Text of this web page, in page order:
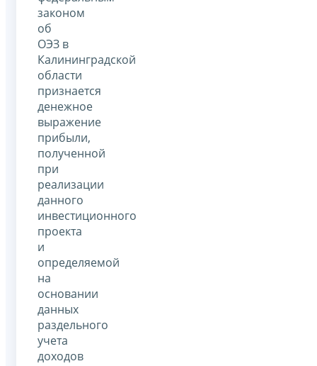
законом
об
ОЭЗ в
Калининградской
области
признается
денежное
выражение
прибыли,
полученной
при
реализации
данного
инвестиционного
проекта
и
определяемой
на
основании
данных
раздельного
учета
доходов